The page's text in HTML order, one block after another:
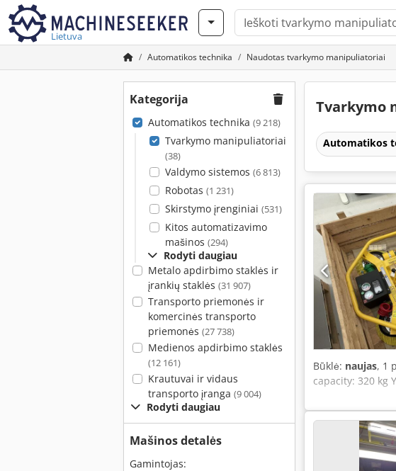
Lietuva
Automatikos technika Naudotas tvarkymo manipuliatoriai
Kategorija
Automatikos technika (9 218)
Tvarkymo manipuliatoriai
(38)
Valdymo sistemos (6 813)
Robotas (1 231)
Skirstymo įrenginiai (531)
Kitos automatizavimo
mašinos (294)
Rodyti daugiau
Metalo apdirbimo staklės ir
įrankių staklės (31 907)
Transporto priemonės ir
komercinės transporto
priemonės (27 738)
Medienos apdirbimo staklės
(12 161)
Krautuvai ir vidaus
transporto įranga (9 004)
Rodyti daugiau
Mašinos detalės
Gamintojas:
Tvarkymo
Automatikos
Būklė: naujas, 1
capacity: 320 kg